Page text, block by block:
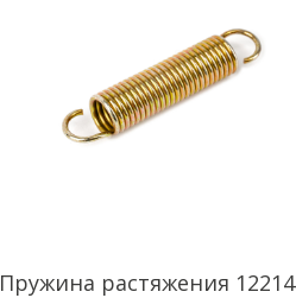
Пружина растяжения 12214